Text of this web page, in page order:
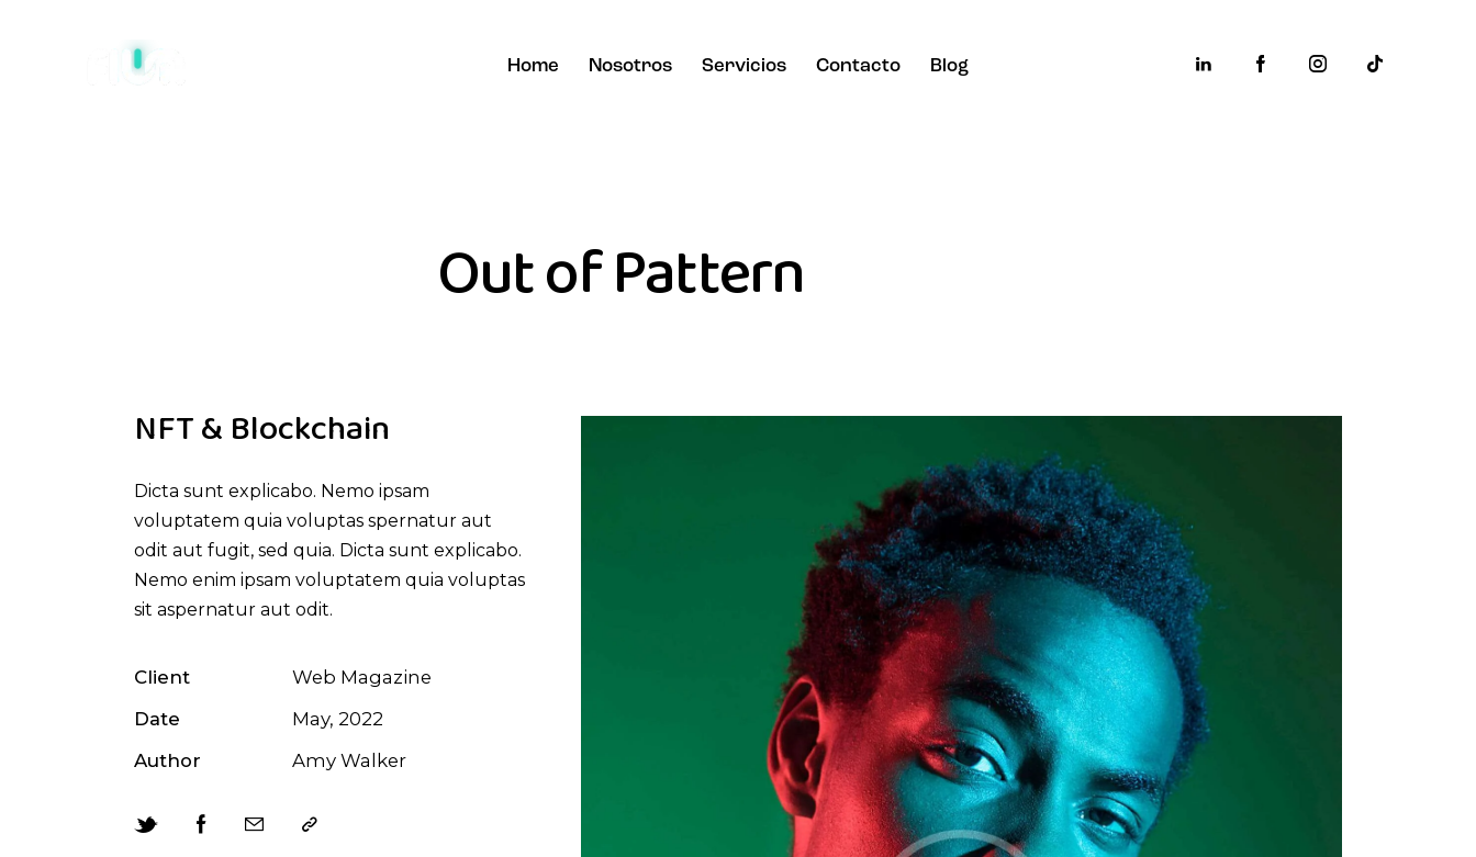
Home Nosotros Servicios Contacto Blog
Out of Pattern
NFT & Blockchain
Dicta sunt explicabo. Nemo ipsam
voluptatem quia voluptas spernatur aut
odit aut fugit, sed quia. Dicta sunt explicabo.
Nemo enim ipsam voluptatem quia voluptas
sit aspernatur aut odit.
Client
Web Magazine
Date
May, 2022
Author
Amy Walker